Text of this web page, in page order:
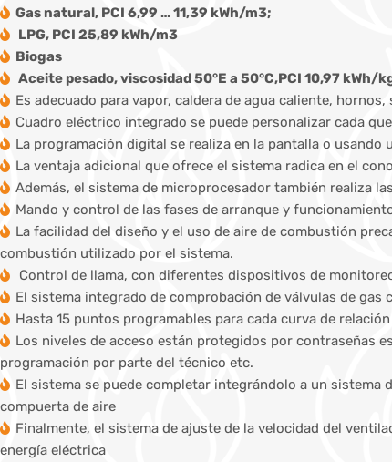
Gas natural, PCI 6,99 … 11,39 kWh/m3;
LPG, PCI 25,89 kWh/m3
Biogas
Aceite pesado, viscosidad 50°E a 50°C,PCI 10,97 kWh/
Es adecuado para vapor, caldera de agua caliente,
Cuadro eléctrico integrado se puede personalizar cada
La programación digital se realiza en la pantalla o
La ventaja adicional que ofrece el sistema radica en el
Además, el sistema de microprocesador también realiza
Mando y control de las fases de arranque y
La facilidad del diseño y el uso de aire de combustión
combustión utilizado por el sistema.
Control de llama, con diferentes dispositivos de
El sistema integrado de comprobación de válvulas de
Hasta 15 puntos programables para cada curva de
Los niveles de acceso están protegidos por contraseñas
programación por parte del técnico etc.
El sistema se puede completar integrándolo a un
compuerta de aire
Finalmente, el sistema de ajuste de la velocidad del
energía eléctrica